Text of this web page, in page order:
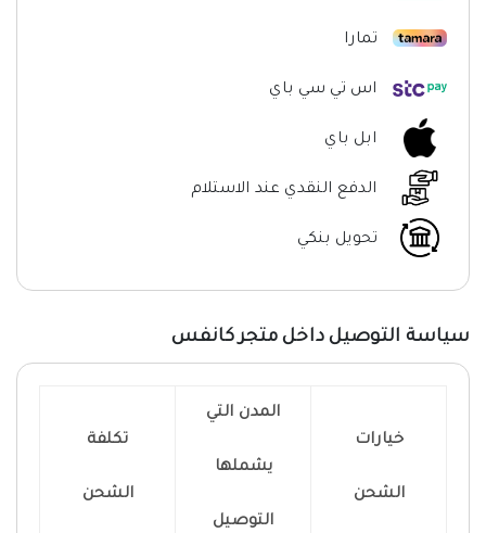
تمارا
اس تي سي باي
ابل باي
الدفع النقدي عند الاستلام
تحويل بنكي
سياسة التوصيل داخل متجر كانفس
خيارات
الشحن
المدن التي
يشملها
التوصيل
تكلفة
الشحن